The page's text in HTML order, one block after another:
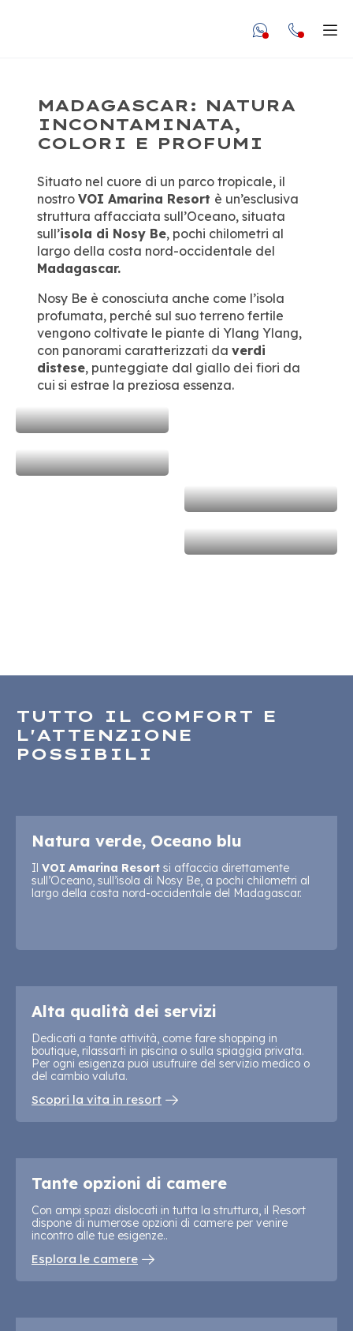
undefined
MADAGASCAR: NATURA
INCONTAMINATA,
COLORI E PROFUMI
Situato nel cuore di un parco tropicale, il
nostro VOI Amarina Resort è un’esclusiva
struttura affacciata sull’Oceano, situata
sull’isola di Nosy Be, pochi chilometri al
largo della costa nord-occidentale del
Madagascar.
Nosy Be è conosciuta anche come l’isola
profumata, perché sul suo terreno fertile
vengono coltivate le piante di Ylang Ylang,
con panorami caratterizzati da verdi
distese, punteggiate dal giallo dei fiori da
cui si estrae la preziosa essenza.
TUTTO IL COMFORT E
L'ATTENZIONE
POSSIBILI
Natura verde, Oceano blu
Il VOI Amarina Resort si affaccia direttamente
sull’Oceano, sull’isola di Nosy Be, a pochi chilometri al
largo della costa nord-occidentale del Madagascar.
Alta qualità dei servizi
Dedicati a tante attività, come fare shopping in
boutique, rilassarti in piscina o sulla spiaggia privata.
Per ogni esigenza puoi usufruire del servizio medico o
del cambio valuta.
Scopri la vita in resort
Tante opzioni di camere
Con ampi spazi dislocati in tutta la struttura, il Resort
dispone di numerose opzioni di camere per venire
incontro alle tue esigenze..
Esplora le camere